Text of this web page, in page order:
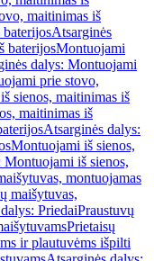
maitinimas iš
Atsarginės
baterijosMontuojami
dalys: Montuojami
prie stovo,
sienos, maitinimas iš
maitinimas iš
Atsarginės dalys:
Montuojami iš sienos,
Montuojami iš sienos,
montuojamas
maišytuvas,
PriedaiPraustuvų
Prietaisų
ir plautuvėms išpilti